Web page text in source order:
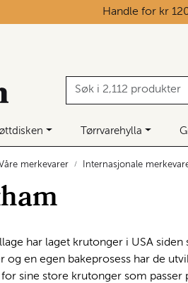
Handle for kr
Tørrvarehylla
merkevarer Internasjonale
har laget krutonger i USA
og en egen bakeprosess har de
sine store krutonger som passer